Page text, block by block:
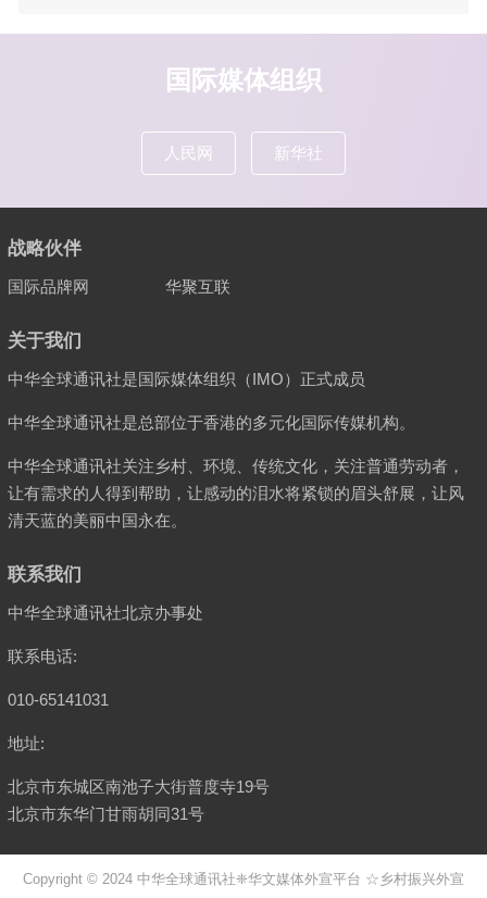
国际媒体组织
人民网 新华社
战略伙伴
国际品牌网 华聚互联
关于我们
中华全球通讯社是国际媒体组织（IMO）正式成员
中华全球通讯社是总部位于香港的多元化国际传媒机构。
中华全球通讯社关注乡村、环境、传统文化，关注普通劳动者，
让有需求的人得到帮助，让感动的泪水将紧锁的眉头舒展，让风
清天蓝的美丽中国永在。
联系我们
中华全球通讯社北京办事处
联系电话:
010-65141031
地址:
北京市东城区南池子大街普度寺19号
北京市东华门甘雨胡同31号
Copyright © 2024 中华全球通讯社❈华文媒体外宣平台 ☆乡村振兴外宣